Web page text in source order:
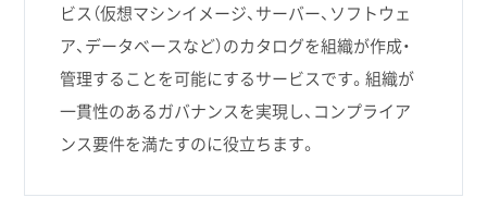
ビス（仮想マシンイメージ、サーバー、ソフトウェ
ア、データベースなど）のカタログを組織が作成・
管理することを可能にするサービスです。組織が
一貫性のあるガバナンスを実現し、コンプライア
ンス要件を満たすのに役立ちます。